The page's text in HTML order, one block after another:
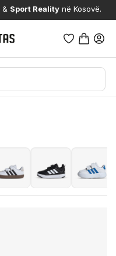
& Sport Reality në Kosovë.